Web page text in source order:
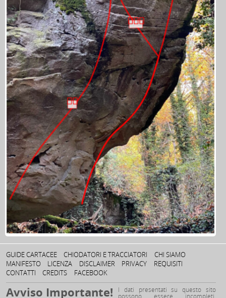
GUIDE CARTACEE CHIODATORI E TRACCIATORI
CHI SIAMO
MANIFESTO
LICENZA DISCLAIMER PRIVACY
REQUISITI
CONTATTI
CREDITS FACEBOOK
Avviso Importante! I dati presentati su questo sito
possono essere incompleti,